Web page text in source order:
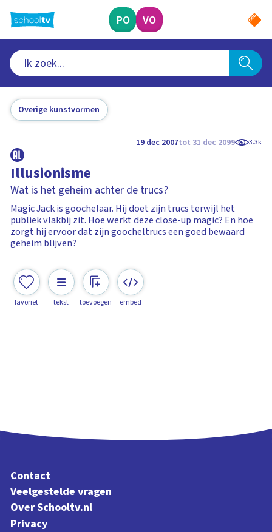
naar
hoofdinhoud
PO VO
Overige kunstvormen
19 dec 2007tot 31 dec 2099 3.3k
Illusionisme
Wat is het geheim achter de trucs?
Magic Jack is goochelaar. Hij doet zijn trucs terwijl het
publiek vlakbij zit. Hoe werkt deze close-up magic? En hoe
zorgt hij ervoor dat zijn goocheltrucs een goed bewaard
geheim blijven?
favoriet tekst toevoegen embed
Contact
Veelgestelde vragen
Over Schooltv.nl
Privacy